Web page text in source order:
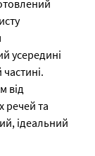
усередині
від
речей та
ідеальний